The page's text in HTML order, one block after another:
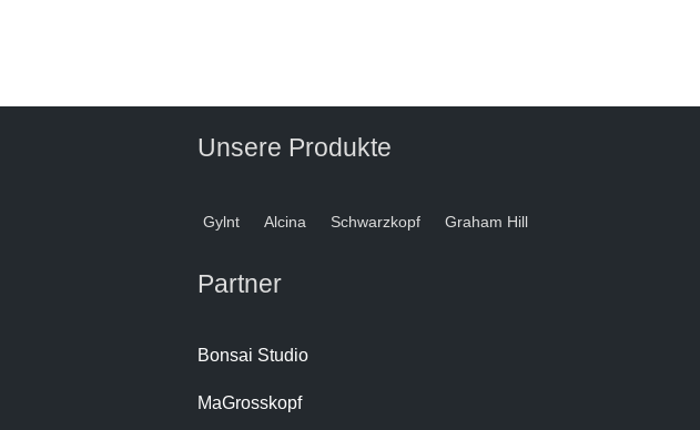
Unsere Produkte
Gylnt Alcina Schwarzkopf Graham Hill
Partner
Bonsai Studio
MaGrosskopf